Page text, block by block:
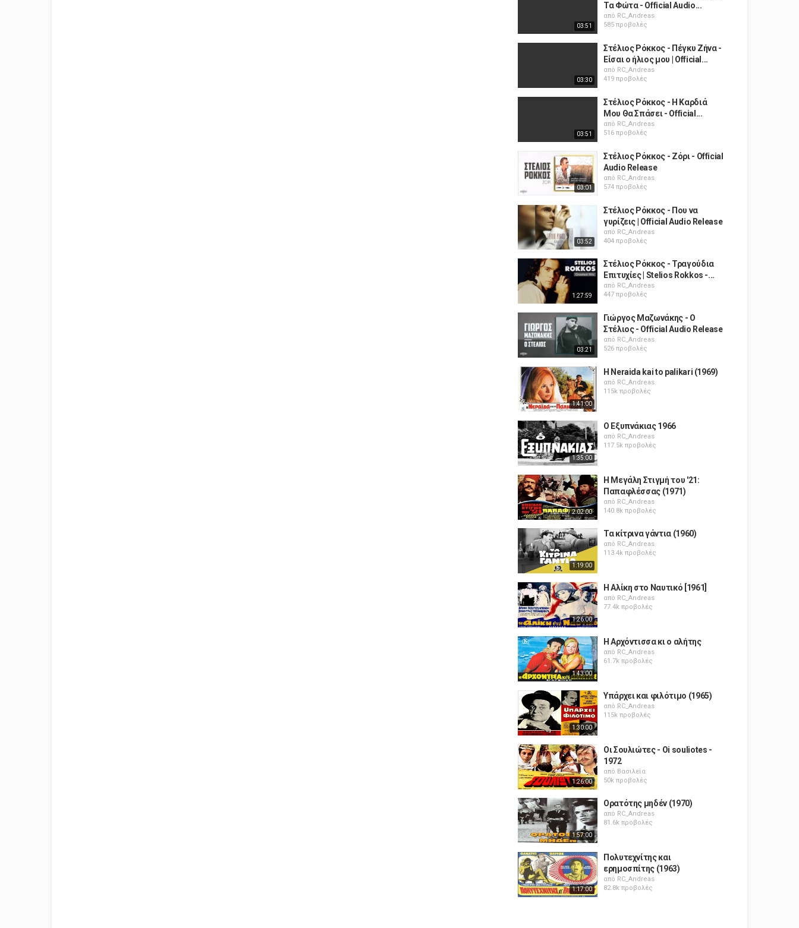
03:51
Τα Φώτα - Official Audio...
από RC_Andreas
585 προβολές
03:30
Στέλιος Ρόκκος - Πέγκυ Ζήνα -
Είσαι ο ήλιος μου | Official...
από RC_Andreas
419 προβολές
03:51
Στέλιος Ρόκκος - Η Καρδιά
Μου Θα Σπάσει - Official...
από RC_Andreas
516 προβολές
03:01
Στέλιος Ρόκκος - Ζόρι - Official
Audio Release
από RC_Andreas
574 προβολές
03:52
Στέλιος Ρόκκος - Που να
γυρίζεις | Official Audio Release
από RC_Andreas
404 προβολές
1:27:59
Στέλιος Ρόκκος - Τραγούδια
Επιτυχίες | Stelios Rokkos -...
από RC_Andreas
447 προβολές
03:21
Γιώργος Μαζωνάκης - Ο
Στέλιος - Official Audio Release
από RC_Andreas
526 προβολές
1:41:00
H Neraida kai to palikari (1969)
από RC_Andreas
115k προβολές
1:35:00
Ο Εξυπνάκιας 1966
από RC_Andreas
117.5k προβολές
2:02:00
Η Μεγάλη Στιγμή του '21:
Παπαφλέσσας (1971)
από RC_Andreas
140.8k προβολές
1:19:00
Τα κίτρινα γάντια (1960)
από RC_Andreas
113.4k προβολές
1:26:00
Η Αλίκη στο Ναυτικό [1961]
από RC_Andreas
77.4k προβολές
1:43:00
Η Αρχόντισσα κι ο αλήτης
από RC_Andreas
61.7k προβολές
1:30:00
Υπάρχει και φιλότιμο (1965)
από RC_Andreas
115k προβολές
1:26:00
Οι Σουλιώτες - Oi souliotes -
1972
από Βασιλεία
50k προβολές
1:57:00
Ορατότης μηδέν (1970)
από RC_Andreas
81.6k προβολές
1:17:00
Πολυτεχνίτης και
ερημοσπίτης (1963)
από RC_Andreas
82.8k προβολές